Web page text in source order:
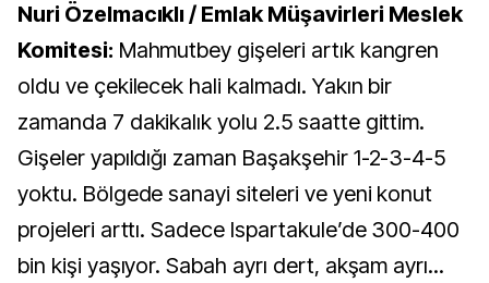
Nuri Özelmacıklı / Emlak Müşavirleri Meslek
Komitesi: Mahmutbey gişeleri artık kangren
oldu ve çekilecek hali kalmadı. Yakın bir
zamanda 7 dakikalık yolu 2.5 saatte gittim.
Gişeler yapıldığı zaman Başakşehir 1-2-3-4-5
yoktu. Bölgede sanayi siteleri ve yeni konut
projeleri arttı. Sadece Ispartakule’de 300-400
bin kişi yaşıyor. Sabah ayrı dert, akşam ayrı...